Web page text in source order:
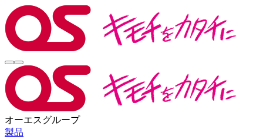
オーエスグループ
製品